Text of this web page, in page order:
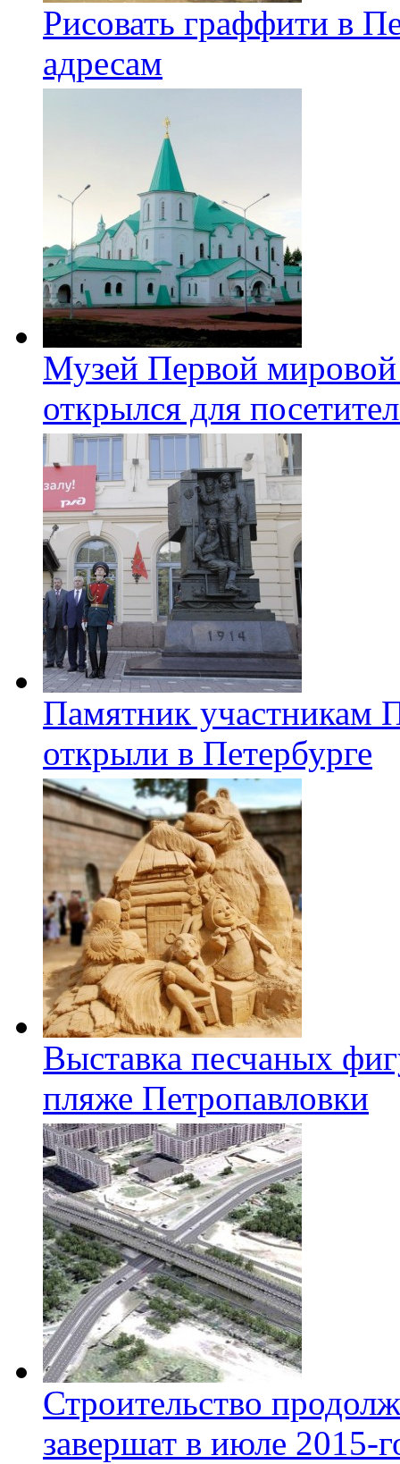
Рисовать граффити в
адресам
Музей Первой
открылся для
Памятник участникам
открыли в Петербурге
Выставка песчаных
пляже Петропавловки
Строительство
завершат в июле 2015-